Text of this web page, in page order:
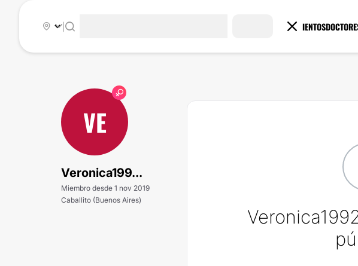
TRATAMIENTOS
|
VE
Veronica199...
Miembro desde 1 nov 2019
Caballito (Buenos Aires)